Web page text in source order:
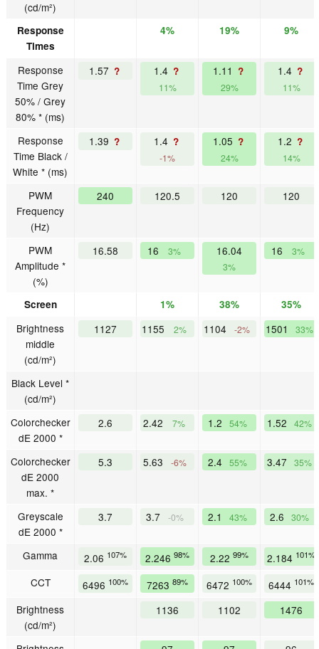
(cd/m²)
Response
Times
4% 19% 9%
Response
Time Grey
50% / Grey
80% * (ms)
1.57 ? 1.4 ?
11%
1.11 ?
29%
1.4 ?
11%
Response
Time Black /
White * (ms)
1.39 ? 1.4 ?
-1%
1.05 ?
24%
1.2 ?
14%
PWM
Frequency
(Hz)
240 120.5 120 120
PWM
Amplitude *
(%)
16.58 16 3% 16.04
3%
16 3%
Screen 1% 38% 35%
Brightness
middle
(cd/m²)
1127 1155 2% 1104 -2% 1501 33%
Black Level *
(cd/m²)
Colorchecker
dE 2000 *
2.6 2.42 7% 1.2 54% 1.52 42%
Colorchecker
dE 2000
max. *
5.3 5.63 -6% 2.4 55% 3.47 35%
Greyscale
dE 2000 *
3.7 3.7 -0% 2.1 43% 2.6 30%
Gamma 2.06 107% 2.246 98% 2.22 99% 2.184 101%
CCT 6496 100% 7263 89% 6472 100% 6444 101%
Brightness
(cd/m²)
1136 1102 1476